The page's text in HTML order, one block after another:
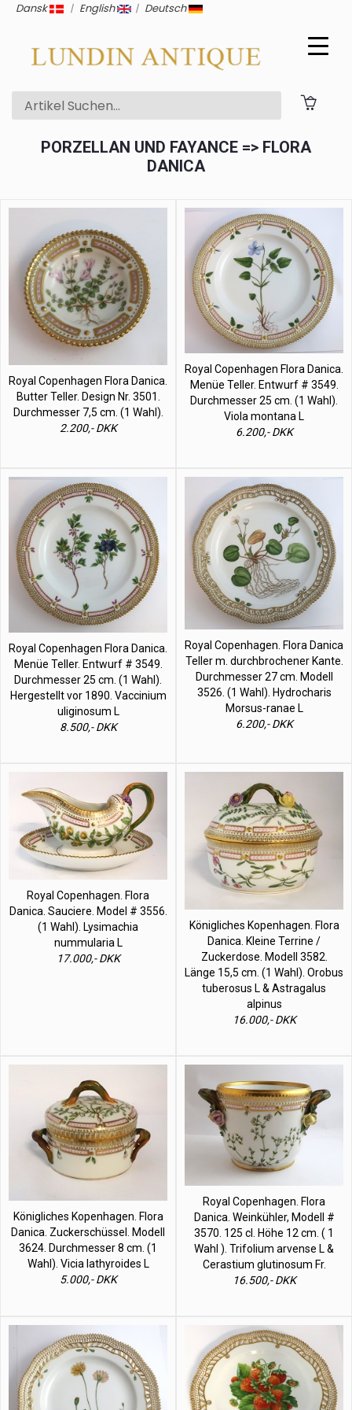
Dansk | English | Deutsch
PORZELLAN UND FAYANCE => FLORA
DANICA
Royal Copenhagen Flora Danica.
Butter Teller. Design Nr. 3501.
Durchmesser 7,5 cm. (1 Wahl).
2.200,- DKK
Royal Copenhagen Flora Danica.
Menüe Teller. Entwurf # 3549.
Durchmesser 25 cm. (1 Wahl).
Viola montana L
6.200,- DKK
Royal Copenhagen Flora Danica.
Menüe Teller. Entwurf # 3549.
Durchmesser 25 cm. (1 Wahl).
Hergestellt vor 1890. Vaccinium
uliginosum L
8.500,- DKK
Royal Copenhagen. Flora Danica
Teller m. durchbrochener Kante.
Durchmesser 27 cm. Modell
3526. (1 Wahl). Hydrocharis
Morsus-ranae L
6.200,- DKK
Royal Copenhagen. Flora
Danica. Sauciere. Model # 3556.
(1 Wahl). Lysimachia
nummularia L
17.000,- DKK
Königliches Kopenhagen. Flora
Danica. Kleine Terrine /
Zuckerdose. Modell 3582.
Länge 15,5 cm. (1 Wahl). Orobus
tuberosus L & Astragalus
alpinus
16.000,- DKK
Königliches Kopenhagen. Flora
Danica. Zuckerschüssel. Modell
3624. Durchmesser 8 cm. (1
Wahl). Vicia lathyroides L
5.000,- DKK
Royal Copenhagen. Flora
Danica. Weinkühler, Modell #
3570. 125 cl. Höhe 12 cm. ( 1
Wahl ). Trifolium arvense L &
Cerastium glutinosum Fr.
16.500,- DKK